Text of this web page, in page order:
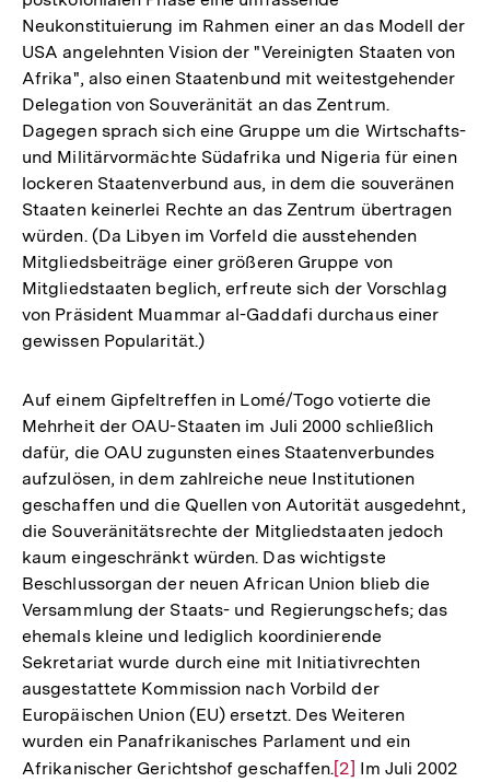
Neukonstituierung im Rahmen einer an das Modell der
USA angelehnten Vision der "Vereinigten Staaten von
Afrika", also einen Staatenbund mit weitestgehender
Delegation von Souveränität an das Zentrum.
Dagegen sprach sich eine Gruppe um die Wirtschafts-
und Militärvormächte Südafrika und Nigeria für einen
lockeren Staatenverbund aus, in dem die souveränen
Staaten keinerlei Rechte an das Zentrum übertragen
würden. (Da Libyen im Vorfeld die ausstehenden
Mitgliedsbeiträge einer größeren Gruppe von
Mitgliedstaaten beglich, erfreute sich der Vorschlag
von Präsident Muammar al-Gaddafi durchaus einer
gewissen Popularität.)
Auf einem Gipfeltreffen in Lomé/Togo votierte die
Mehrheit der OAU-Staaten im Juli 2000 schließlich
dafür, die OAU zugunsten eines Staatenverbundes
aufzulösen, in dem zahlreiche neue Institutionen
geschaffen und die Quellen von Autorität ausgedehnt,
die Souveränitätsrechte der Mitgliedstaaten jedoch
kaum eingeschränkt würden. Das wichtigste
Beschlussorgan der neuen African Union blieb die
Versammlung der Staats- und Regierungschefs; das
ehemals kleine und lediglich koordinierende
Sekretariat wurde durch eine mit Initiativrechten
ausgestattete Kommission nach Vorbild der
Europäischen Union (EU) ersetzt. Des Weiteren
wurden ein Panafrikanisches Parlament und ein
Afrikanischer Gerichtshof geschaffen.Zur
[2] Im Juli 2002